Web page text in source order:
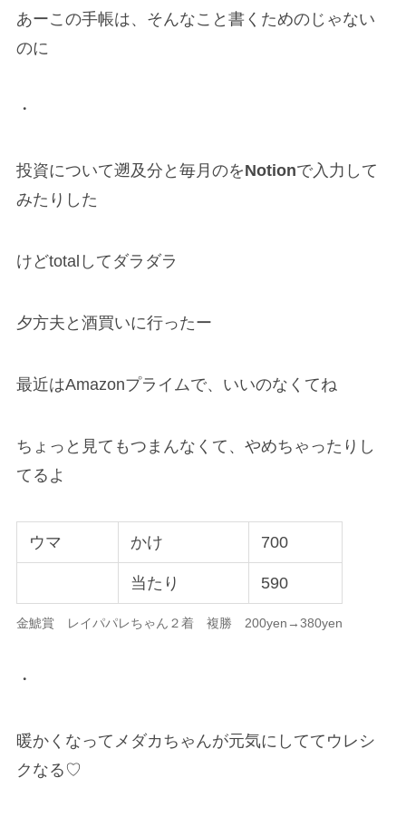
あーこの手帳は、そんなこと書くためのじゃない
のに
・
投資について遡及分と毎月のをNotionで入力して
みたりした
けどtotalしてダラダラ
夕方夫と酒買いに行ったー
最近はAmazonプライムで、いいのなくてね
ちょっと見てもつまんなくて、やめちゃったりし
てるよ
ウマ かけ 700
当たり 590
金鯱賞 レイパパレちゃん２着 複勝 200yen→380yen
・
暖かくなってメダカちゃんが元気にしててウレシ
クなる♡